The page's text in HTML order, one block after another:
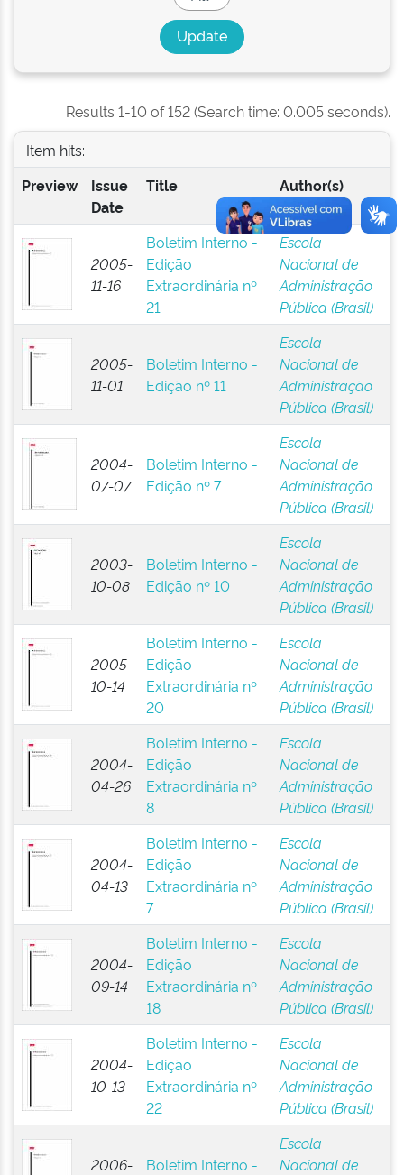
Results 1-10 of 152 (Search time: 0.005 seconds).
Item hits:
Preview
Issue
Date
Title Author(s)
2005-
11-16
Boletim Interno -
Edição
Extraordinária nº
21
Escola
Nacional de
Administração
Pública (Brasil)
2005-
11-01
Boletim Interno -
Edição nº 11
Escola
Nacional de
Administração
Pública (Brasil)
2004-
07-07
Boletim Interno -
Edição nº 7
Escola
Nacional de
Administração
Pública (Brasil)
2003-
10-08
Boletim Interno -
Edição nº 10
Escola
Nacional de
Administração
Pública (Brasil)
2005-
10-14
Boletim Interno -
Edição
Extraordinária nº
20
Escola
Nacional de
Administração
Pública (Brasil)
2004-
04-26
Boletim Interno -
Edição
Extraordinária nº
8
Escola
Nacional de
Administração
Pública (Brasil)
2004-
04-13
Boletim Interno -
Edição
Extraordinária nº
7
Escola
Nacional de
Administração
Pública (Brasil)
2004-
09-14
Boletim Interno -
Edição
Extraordinária nº
18
Escola
Nacional de
Administração
Pública (Brasil)
2004-
10-13
Boletim Interno -
Edição
Extraordinária nº
22
Escola
Nacional de
Administração
Pública (Brasil)
2006-
Boletim Interno -
Escola
Nacional de